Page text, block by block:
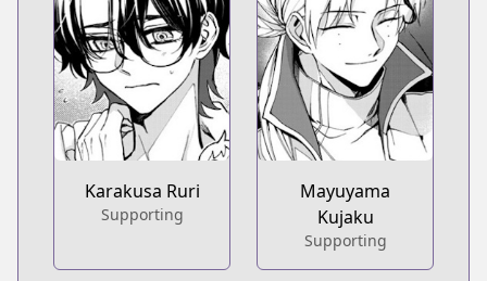
Karakusa Ruri
Supporting
Mayuyama
Kujaku
Supporting